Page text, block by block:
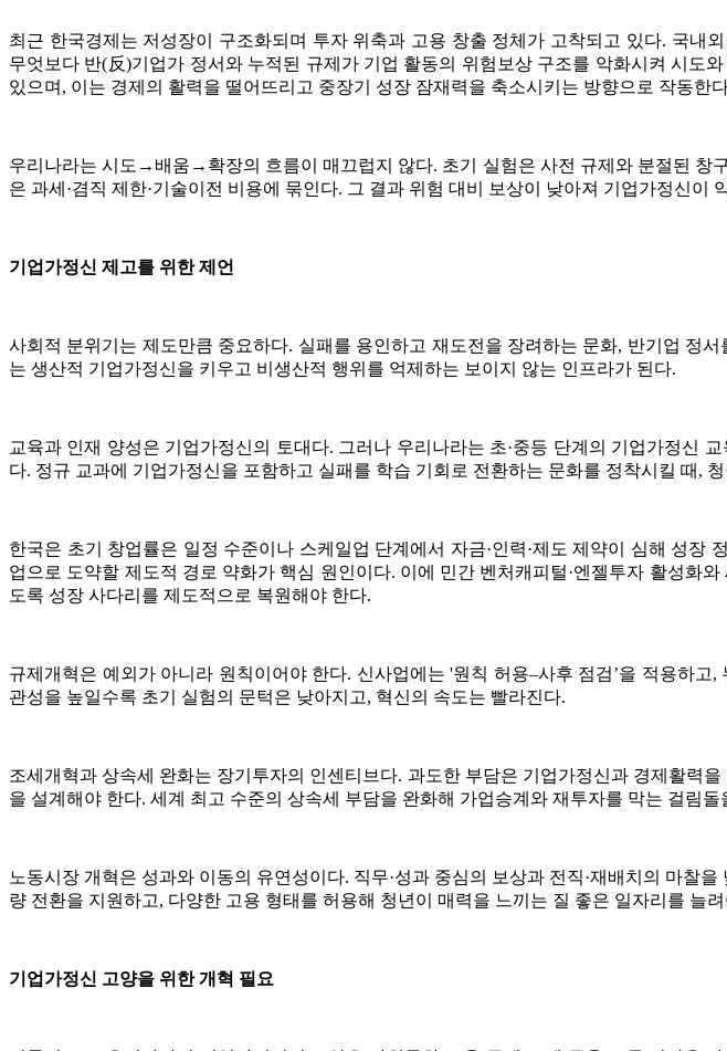
최근 한국경제는 저성장이 구조화되며 투자 위축과 고용 창출 정체가 고착되고 있다. 국내
무엇보다 반(反)기업가 정서와 누적된 규제가 기업 활동의 위험보상 구조를 악화시켜 시도
있으며, 이는 경제의 활력을 떨어뜨리고 중장기 성장 잠재력을 축소시키는 방향으로 작동한
우리나라는 시도→배움→확장의 흐름이 매끄럽지 않다. 초기 실험은 사전 규제와 분절된 창
은 과세·겸직 제한·기술이전 비용에 묶인다. 그 결과 위험 대비 보상이 낮아져 기업가정신
기업가정신 제고를 위한 제언
사회적 분위기는 제도만큼 중요하다. 실패를 용인하고 재도전을 장려하는 문화, 반기업 정
는 생산적 기업가정신을 키우고 비생산적 행위를 억제하는 보이지 않는 인프라가 된다.
교육과 인재 양성은 기업가정신의 토대다. 그러나 우리나라는 초·중등 단계의 기업가정신
다. 정규 교과에 기업가정신을 포함하고 실패를 학습 기회로 전환하는 문화를 정착시킬 때,
한국은 초기 창업률은 일정 수준이나 스케일업 단계에서 자금·인력·제도 제약이 심해 성장
업으로 도약할 제도적 경로 약화가 핵심 원인이다. 이에 민간 벤처캐피털·엔젤투자 활성화
도록 성장 사다리를 제도적으로 복원해야 한다.
규제개혁은 예외가 아니라 원칙이어야 한다. 신사업에는 '원칙 허용–사후 점검’을 적용하
관성을 높일수록 초기 실험의 문턱은 낮아지고, 혁신의 속도는 빨라진다.
조세개혁과 상속세 완화는 장기투자의 인센티브다. 과도한 부담은 기업가정신과 경제활력
을 설계해야 한다. 세계 최고 수준의 상속세 부담을 완화해 가업승계와 재투자를 막는 걸림돌
노동시장 개혁은 성과와 이동의 유연성이다. 직무·성과 중심의 보상과 전직·재배치의 마찰
량 전환을 지원하고, 다양한 고용 형태를 허용해 청년이 매력을 느끼는 질 좋은 일자리를 늘
기업가정신 고양을 위한 개혁 필요